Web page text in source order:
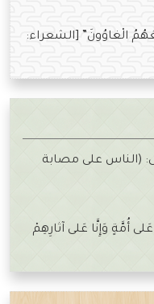
الْغاوُونَ” [الشعراء:
(الناس على مصابة
أُمَّةٍ وَإِنَّا عَلى آثارِهِمْ